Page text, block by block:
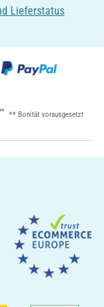
Lieferstatus
** Bonität vorausgesetzt